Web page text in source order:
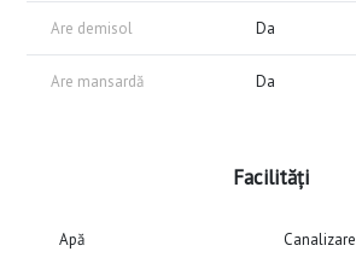
Are demisol Da
Are mansardă Da
Facilități
Apă Canalizare